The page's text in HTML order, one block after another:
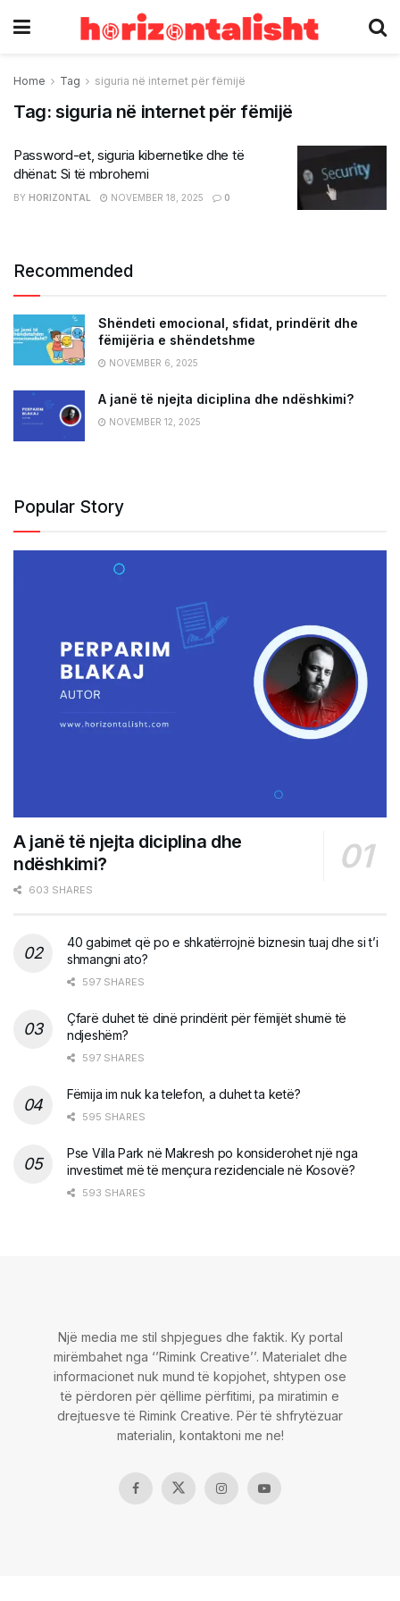
Home Tag siguria në internet për fëmijë
Tag: siguria në internet për fëmijë
Password-et, siguria kibernetike dhe të
dhënat: Si të mbrohemi
BY HORIZONTAL NOVEMBER 18, 2025 0
Recommended
Shëndeti emocional, sfidat, prindërit dhe
fëmijëria e shëndetshme
NOVEMBER 6, 2025
A janë të njejta diciplina dhe ndëshkimi?
NOVEMBER 12, 2025
Popular Story
A janë të njejta diciplina dhe
ndëshkimi?
603 SHARES
40 gabimet që po e shkatërrojnë biznesin tuaj dhe si t’i
shmangni ato?
597 SHARES
Çfarë duhet të dinë prindërit për fëmijët shumë të
ndjeshëm?
597 SHARES
Fëmija im nuk ka telefon, a duhet ta ketë?
595 SHARES
Pse Villa Park në Makresh po konsiderohet një nga
investimet më të mençura rezidenciale në Kosovë?
593 SHARES
Një media me stil shpjegues dhe faktik. Ky portal
mirëmbahet nga ‘’Rimink Creative’’. Materialet dhe
informacionet nuk mund të kopjohet, shtypen ose
të përdoren për qëllime përfitimi, pa miratimin e
drejtuesve të Rimink Creative. Për të shfrytëzuar
materialin, kontaktoni me ne!